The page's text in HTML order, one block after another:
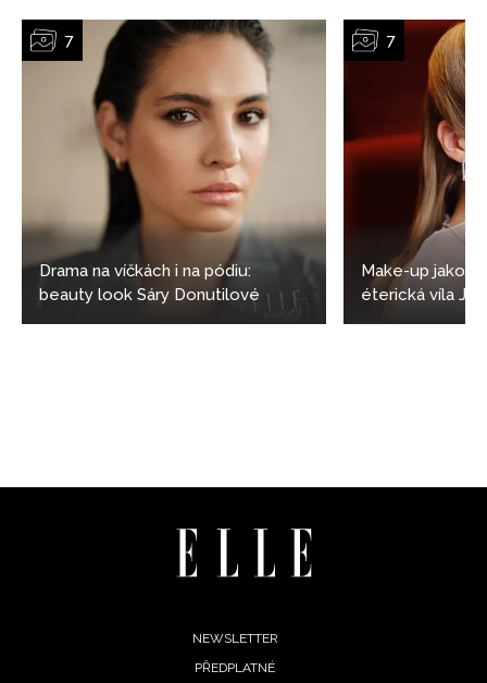
Drama na víčkách i na pódiu:
beauty look Sáry Donutilové
Make-up jako z
éterická víla
NEWSLETTER
PŘEDPLATNÉ